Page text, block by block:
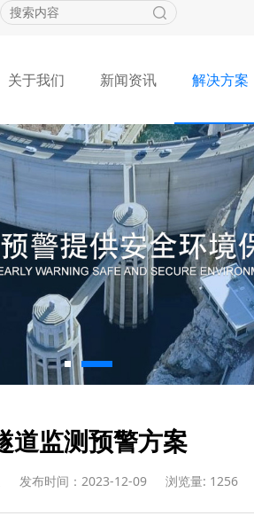
关于我们 新闻资讯 解决方案
道监测预警方案
发布时间：2023-12-09 浏览量: 1256